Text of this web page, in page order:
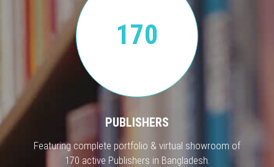
170
PUBLISHERS
Featuring complete portfolio & virtual showroom of
170 active Publishers in Bangladesh.